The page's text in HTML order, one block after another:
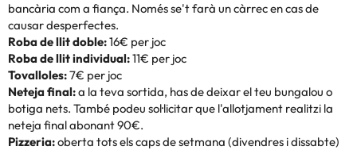
bancària com a fiança. Només se't farà un càrrec en cas de
causar desperfectes.
Roba de llit doble:16€ per joc
Roba de llit individual:11€ per joc
Tovalloles:7€ per joc
Neteja final:a la teva sortida, has de deixar el teu bungalou o
botiga nets. També podeu sol·licitar que l'allotjament realitzi la
neteja final abonant 90€.
Pizzeria:oberta tots els caps de setmana (divendres i dissabte)